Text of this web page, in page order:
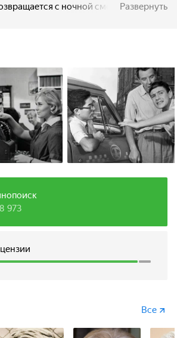
с ночной смены. Володя
Развернуть
973
Все